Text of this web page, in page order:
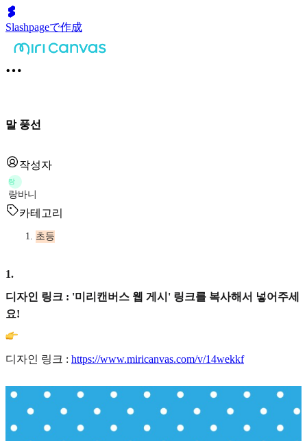
Slashpageで作成
말 풍선
작성자
랑
랑바니
카테고리
초등
1.
디자인 링크 : '미리캔버스 웹 게시' 링크를 복사해서 넣어주세
요!
디자인 링크 : https://www.miricanvas.com/v/14wekkf